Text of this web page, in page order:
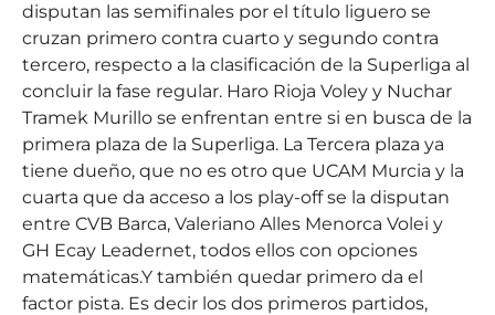
disputan las semifinales por el título liguero se
cruzan primero contra cuarto y segundo contra
tercero, respecto a la clasificación de la Superliga al
concluir la fase regular. Haro Rioja Voley y Nuchar
Tramek Murillo se enfrentan entre si en busca de la
primera plaza de la Superliga. La Tercera plaza ya
tiene dueño, que no es otro que UCAM Murcia y la
cuarta que da acceso a los play-off se la disputan
entre CVB Barca, Valeriano Alles Menorca Volei y
GH Ecay Leadernet, todos ellos con opciones
matemáticas.Y también quedar primero da el
factor pista. Es decir los dos primeros partidos,